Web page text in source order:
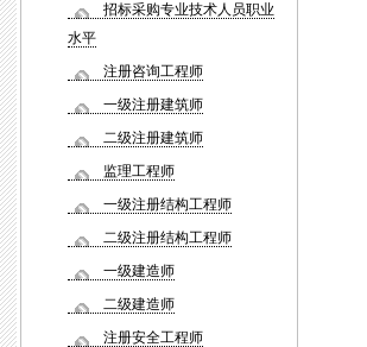
招标采购专业技术人员职业
水平
注册咨询工程师
一级注册建筑师
二级注册建筑师
监理工程师
一级注册结构工程师
二级注册结构工程师
一级建造师
二级建造师
注册安全工程师